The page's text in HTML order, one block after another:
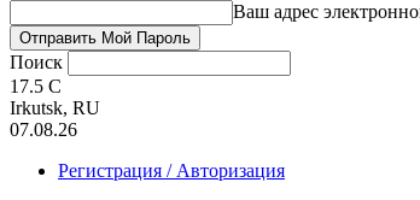
Ваш адрес
Поиск
17.5 C
Irkutsk, RU
07.08.26
Регистрация / Авторизация